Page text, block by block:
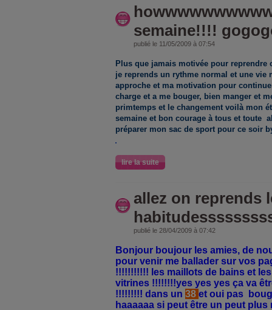
semaine!!!!
publié le 11/05/2009 à 07:54
Plus que jamais motivée pour reprendre
je reprends un rythme normal et une vie
approche et ma motivation pour
charge et a me bouger, bien manger et
primtemps et le changement voilà mon
semaine et bon courage à tous et toute
préparer mon sac de sport pour ce soir
lire la suite
allez on reprends
publié le 28/04/2009 à 07:42
Bonjour boujour les amies, de
pour venir me ballader sur vos
!!!!!!!!!!! les maillots de bains et
vitrines !!!!!!!!yes yes yes ça va
!!!!!!!!! dans un 38 et oui pas
haaaaaa si peut être un peut